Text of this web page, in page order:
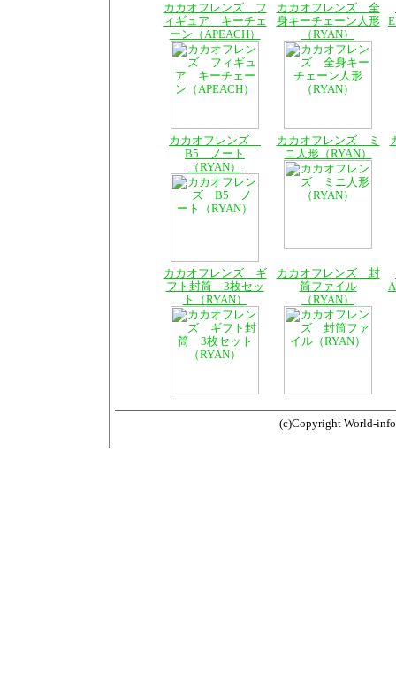
カカオフレンズ フ
ィギュア キーチェ
ーン（APEACH）
カカオフレンズ 全
身キーチェーン人形
（RYAN）
カカオフレンズ
B5 ノート
（RYAN）
カカオフレンズ ミ
ニ人形（RYAN）
カカオフレンズ ギ
フト封筒 3枚セッ
ト（RYAN）
カカオフレンズ 封
筒ファイル
（RYAN）
(c)Copyright World-